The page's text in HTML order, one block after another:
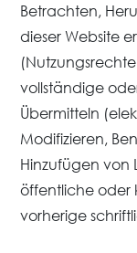
Betrachten,
dieser Website
vollständige
Übermitteln
Modifizieren,
Hinzufügen von
öffentliche oder
vorherige